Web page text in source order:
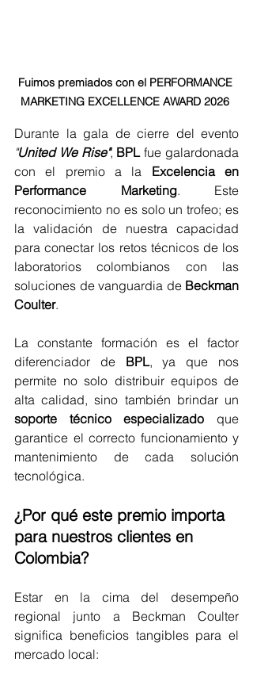
Fuimos premiados con el PERFORMANCE
MARKETING EXCELLENCE AWARD 2026
"United We Rise", BPL fue galardonada
con el premio a la Excelencia en
Performance Marketing. Este
reconocimiento no es solo un trofeo; es
la validación de nuestra capacidad
para conectar los retos técnicos de los
laboratorios colombianos con las
soluciones de vanguardia de Beckman
Coulter.
La constante formación es el factor
diferenciador de BPL, ya que nos
permite no solo distribuir equipos de
soporte técnico especializado que
garantice el correcto funcionamiento y
mantenimiento de cada solución
tecnológica.
¿Por qué este premio importa
para nuestros clientes en
Colombia?
Estar en la cima del desempeño
regional junto a Beckman Coulter
significa beneficios tangibles para el
mercado local: